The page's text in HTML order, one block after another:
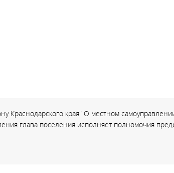
Краснодарского края "О местном
глава поселения исполняет полномочия